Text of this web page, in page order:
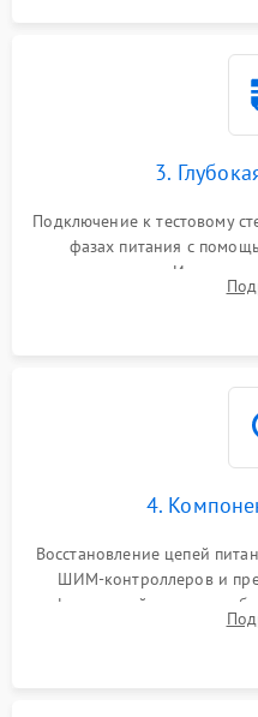
3.
Подключение к тестовому
фазах питания с
инициализации.
4.
Восстановление цепей
ШИМ-контроллеров и
инфракрасной станции
чипа и дефектной